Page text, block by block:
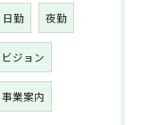
日勤 夜勤
ビジョン
事業案内